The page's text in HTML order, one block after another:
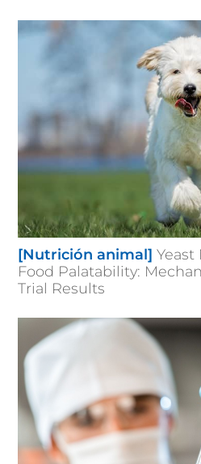
[Nutrición animal]
Food Palatability:
Trial Results